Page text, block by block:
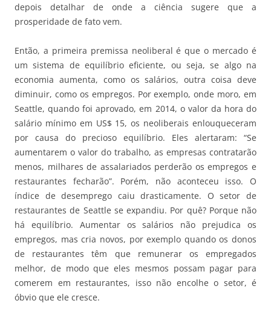
depois detalhar de onde a ciência sugere que a
prosperidade de fato vem.
Então, a primeira premissa neoliberal é que o mercado é
um sistema de equilíbrio eficiente, ou seja, se algo na
economia aumenta, como os salários, outra coisa deve
diminuir, como os empregos. Por exemplo, onde moro, em
Seattle, quando foi aprovado, em 2014, o valor da hora do
salário mínimo em US$ 15, os neoliberais enlouqueceram
por causa do precioso equilíbrio. Eles alertaram: “Se
aumentarem o valor do trabalho, as empresas contratarão
menos, milhares de assalariados perderão os empregos e
restaurantes fecharão”. Porém, não aconteceu isso. O
índice de desemprego caiu drasticamente. O setor de
restaurantes de Seattle se expandiu. Por quê? Porque não
há equilíbrio. Aumentar os salários não prejudica os
empregos, mas cria novos, por exemplo quando os donos
de restaurantes têm que remunerar os empregados
melhor, de modo que eles mesmos possam pagar para
comerem em restaurantes, isso não encolhe o setor, é
óbvio que ele cresce.